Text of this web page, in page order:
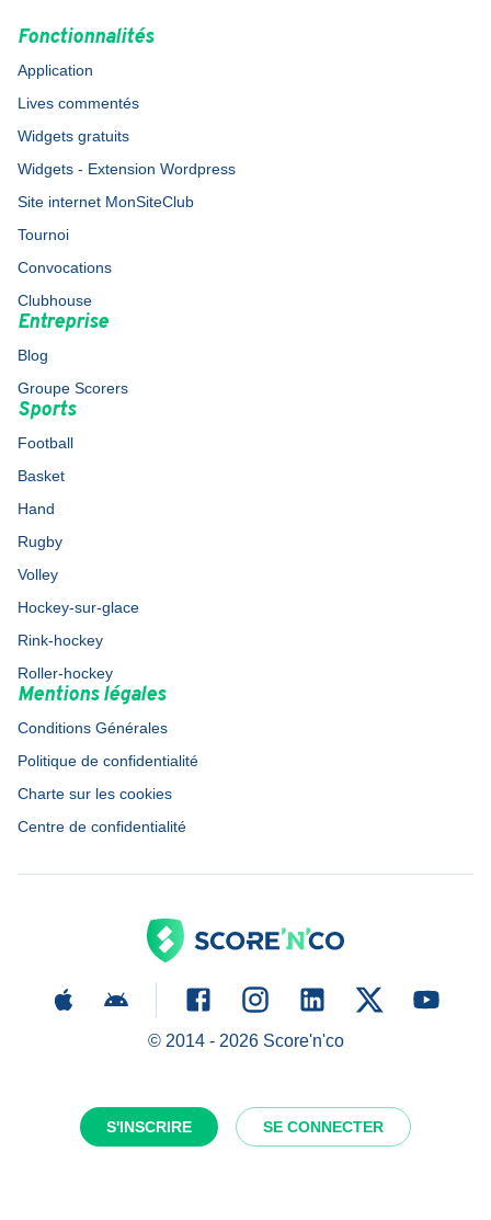
S'INSCRIRE SE CONNECTER
Fonctionnalités
Application
Lives commentés
Widgets gratuits
Widgets - Extension Wordpress
Site internet MonSiteClub
Tournoi
Convocations
Clubhouse
Entreprise
Blog
Groupe Scorers
Sports
Football
Basket
Hand
Rugby
Volley
Hockey-sur-glace
Rink-hockey
Roller-hockey
Mentions légales
Conditions Générales
Politique de confidentialité
Charte sur les cookies
Centre de confidentialité
© 2014 - 2026Score'n'co